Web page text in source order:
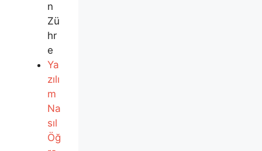
n
Zü
hr
e
Ya
zılı
m
Na
sıl
Öğ